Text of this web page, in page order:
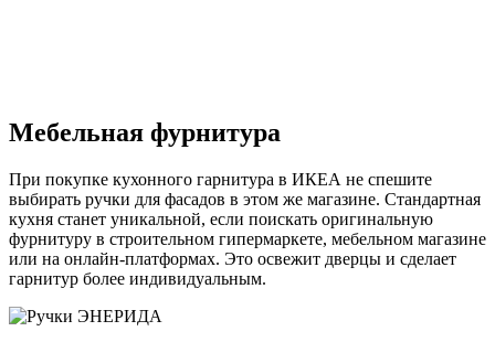
Мебельная фурнитура
При покупке кухонного гарнитура в ИКЕА не спешите
выбирать ручки для фасадов в этом же магазине. Стандартная
кухня станет уникальной, если поискать оригинальную
фурнитуру в строительном гипермаркете, мебельном магазине
или на онлайн-платформах. Это освежит дверцы и сделает
гарнитур более индивидуальным.